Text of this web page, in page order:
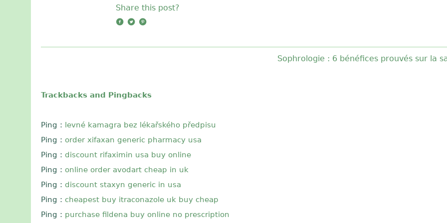
Share this post?
Sophrologie : 6 bénéfices prouvés sur la
Trackbacks and Pingbacks
Ping : levné kamagra bez lékařského předpisu
Ping : order xifaxan generic pharmacy usa
Ping : discount rifaximin usa buy online
Ping : online order avodart cheap in uk
Ping : discount staxyn generic in usa
Ping : cheapest buy itraconazole uk buy cheap
Ping : purchase fildena buy online no prescription